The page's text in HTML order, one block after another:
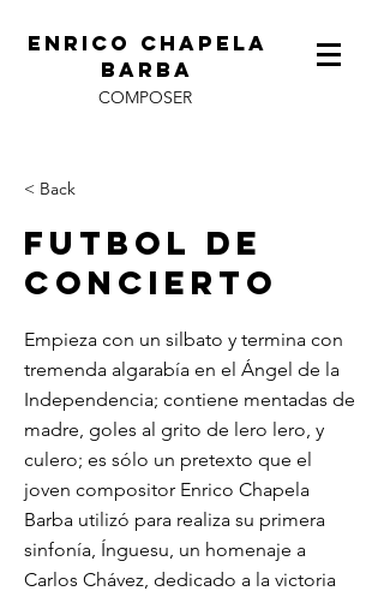
ENRICO CHAPELA
BARBA
COMPOSER
< Back
Futbol de
Concierto
Empieza con un silbato y termina con
tremenda algarabía en el Ángel de la
Independencia; contiene mentadas de
madre, goles al grito de lero lero, y
culero; es sólo un pretexto que el
joven compositor Enrico Chapela
Barba utilizó para realiza su primera
sinfonía, Ínguesu, un homenaje a
Carlos Chávez, dedicado a la victoria